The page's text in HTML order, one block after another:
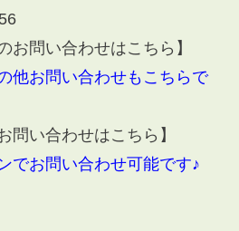
お問い合わせはこちら】
他お問い合わせもこちらで
問い合わせはこちら】
でお問い合わせ可能です♪